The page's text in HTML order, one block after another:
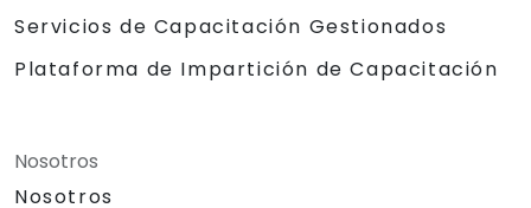
Servicios de Capacitación Gestionados
Plataforma de Impartición de Capacitación
Nosotros
Nosotros